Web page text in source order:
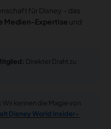
für Disney – das
Medien-Expertise und
Direkter Draht zu
Wir kennen die Magie von
Disney World Insider-